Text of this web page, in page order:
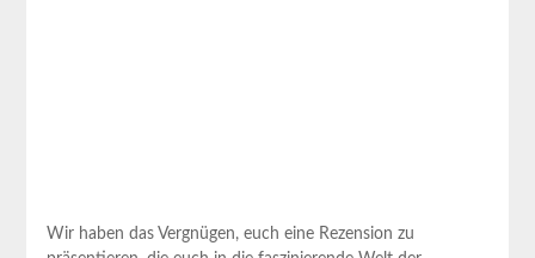
Wir haben das Vergnügen, euch eine Rezension zu